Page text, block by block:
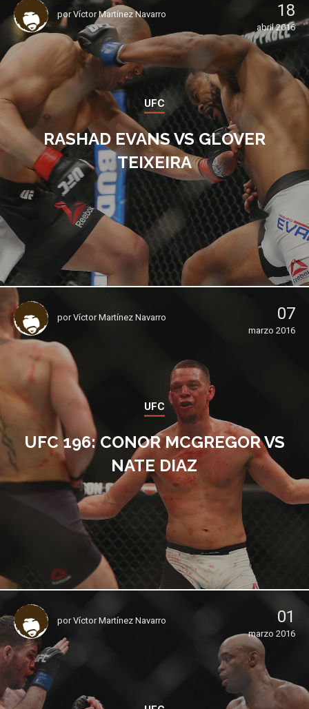
porVíctor Martínez Navarro 18
abril 2016
UFC
RASHAD EVANS VS GLOVER
TEIXEIRA
porVíctor Martínez Navarro 07
marzo 2016
UFC
UFC 196: CONOR MCGREGOR VS
NATE DIAZ
porVíctor Martínez Navarro 01
marzo 2016